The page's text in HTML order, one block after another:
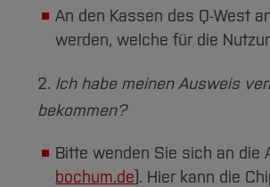
An den Kassen des Q-West
werden, welche für die
2. Ich habe meinen Ausweis
bekommen?
Bitte wenden Sie sich an die
bochum.de). Hier kann die